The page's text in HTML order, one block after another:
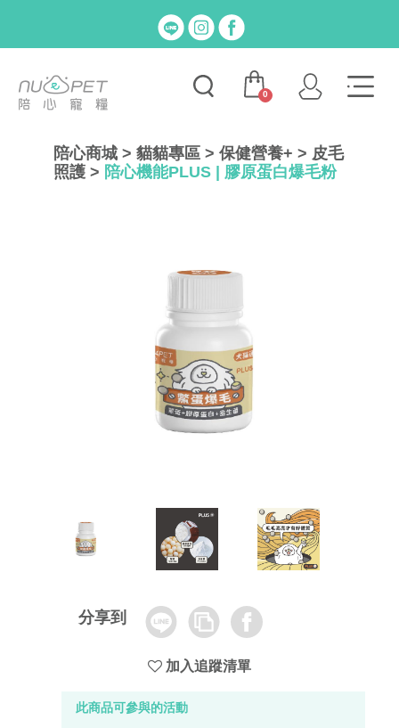
0
陪心商城 > 貓貓專區 > 保健營養+ > 皮毛
照護 > 陪心機能PLUS | 膠原蛋白爆毛粉
分享到 Line
Copy
Link
Facebook
加入追蹤清單
此商品可參與的活動